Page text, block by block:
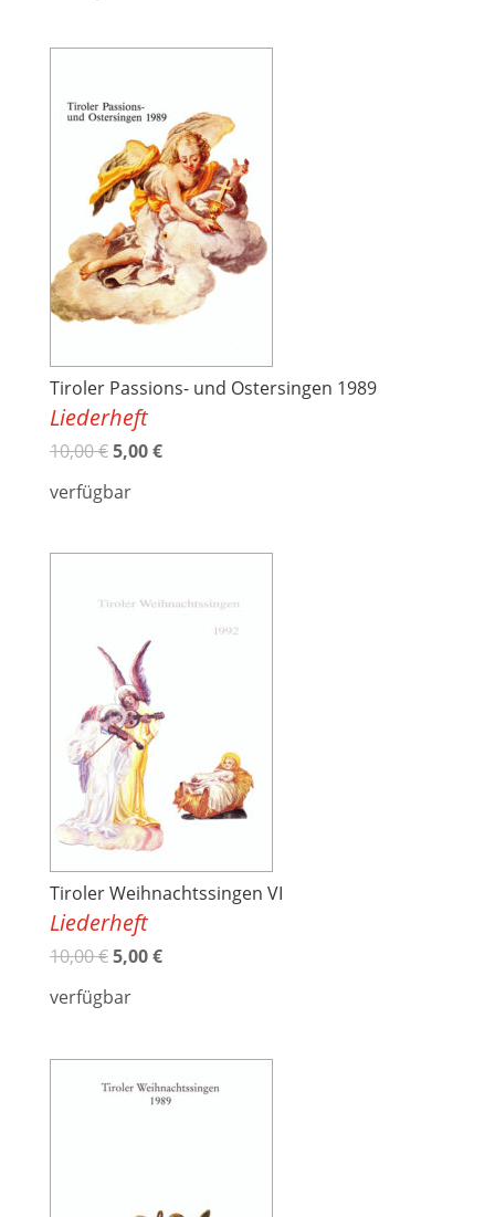
Tiroler Passions- und Ostersingen 1989
Liederheft
10,00€5,00€
verfügbar
Tiroler Weihnachtssingen VI
Liederheft
10,00€5,00€
verfügbar